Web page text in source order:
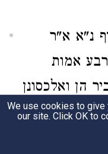
נ"א א"ר
אמות
הן ואלכסונן
דלחיוב
דלא
We use cookies to
our site. Click OK to